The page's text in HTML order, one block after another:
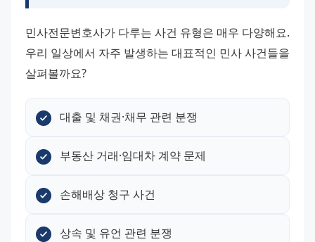
민사전문변호사가 다루는 사건 유형은 매우 다양해요.
우리 일상에서 자주 발생하는 대표적인 민사 사건들을
살펴볼까요?
대출 및 채권·채무 관련 분쟁
부동산 거래·임대차 계약 문제
손해배상 청구 사건
상속 및 유언 관련 분쟁